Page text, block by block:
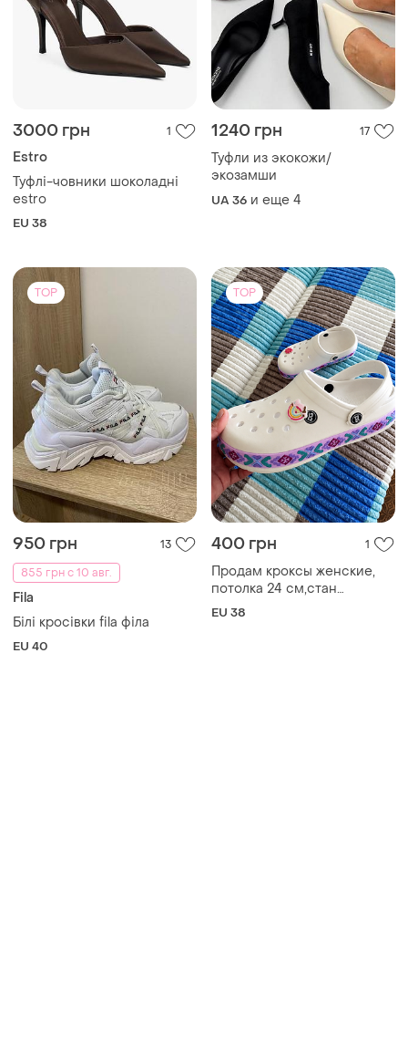
3000 грн
Estro
Туфлі-човники шоколадні
1240 грн 17
Туфли из экокожи/
экозамши
UA 36 4
TOP
950 грн
13
855 грн с 10 авг.
Fila
Білі кросівки fila філа
EU 40
400 грн 1
Продам кроксы женские,
потолка 24 см,стан
идеальный не носились в
резком положении
EU 38